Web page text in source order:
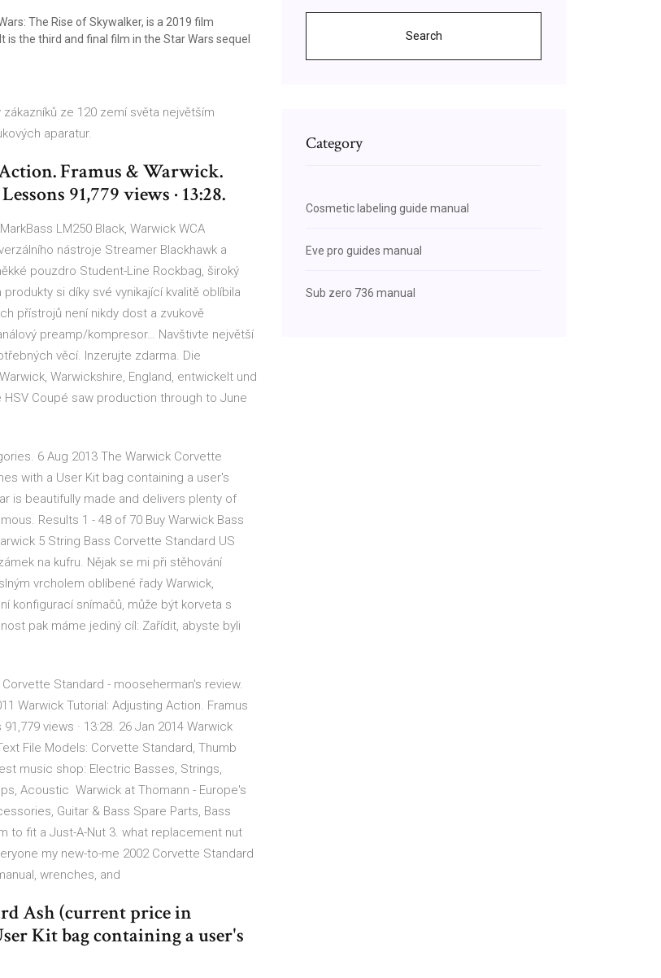
The Rise of Skywalker, is a 2019 film
the third and final film in the Star Wars sequel
ze 120 zemí světa největším
aparatur.
Framus & Warwick.
91,779 views · 13:28.
LM250 Black, Warwick WCA
nástroje Streamer Blackhawk a
pouzdro Student-Line Rockbag, široký
si díky své vynikající kvalitě oblíbila
přístrojů není nikdy dost a zvukově
preamp/kompresor… Navštivte největší
věcí. Inzerujte zdarma. Die
Warwickshire, England, entwickelt und
Coupé saw production through to June
6 Aug 2013 The Warwick Corvette
with a User Kit bag containing a user's
is beautifully made and delivers plenty of
Results 1 - 48 of 70 Buy Warwick Bass
5 String Bass Corvette Standard US
na kufru. Nějak se mi při stěhování
vrcholem oblíbené řady Warwick,
konfigurací snímačů, může být korveta s
pak máme jediný cíl: Zařídit, abyste byli
Standard - mooseherman's review.
Warwick Tutorial: Adjusting Action. Framus
views · 13:28. 26 Jan 2014 Warwick
File Models: Corvette Standard, Thumb
music shop: Electric Basses, Strings,
Acoustic Warwick at Thomann - Europe's
Guitar & Bass Spare Parts, Bass
to fit a Just-A-Nut 3. what replacement nut
my new-to-me 2002 Corvette Standard
wrenches, and
Ash (current price in
Kit bag containing a user's
Search
Category
Cosmetic labeling guide manual
Eve pro guides manual
Sub zero 736 manual